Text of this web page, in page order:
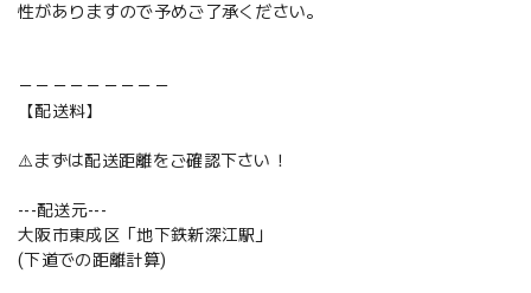
性がありますので予めご了承ください。
－－－－－－－－－
【配送料】
⚠️まずは配送距離をご確認下さい！
---配送元---
大阪市東成区「地下鉄新深江駅」
(下道での距離計算)